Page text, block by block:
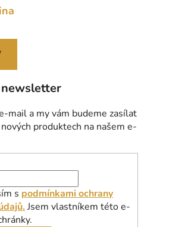
mail a my vám budeme zasílat
produktech na našem e-
s podmínkami ochrany
Jsem vlastníkem této e-